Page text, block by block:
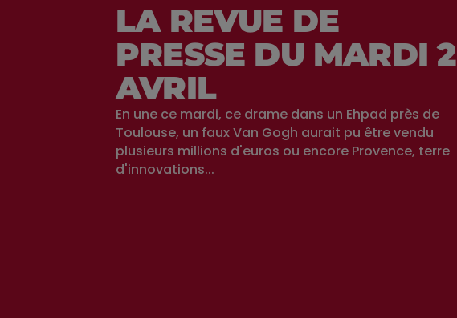
LA REVUE DE
PRESSE DU MARDI 2
AVRIL
En une ce mardi, ce drame dans un Ehpad près de
Toulouse, un faux Van Gogh aurait pu être vendu
plusieurs millions d'euros ou encore Provence, terre
d'innovations...